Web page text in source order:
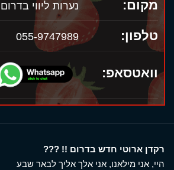
מקום: נערות ליווי בדרום
טלפון: 055-9747989
וואטסאפ:
רקדן ארוטי חדש בדרום !! ???
היי, אני מילאנו, אני אלך אליך לבאר שבע